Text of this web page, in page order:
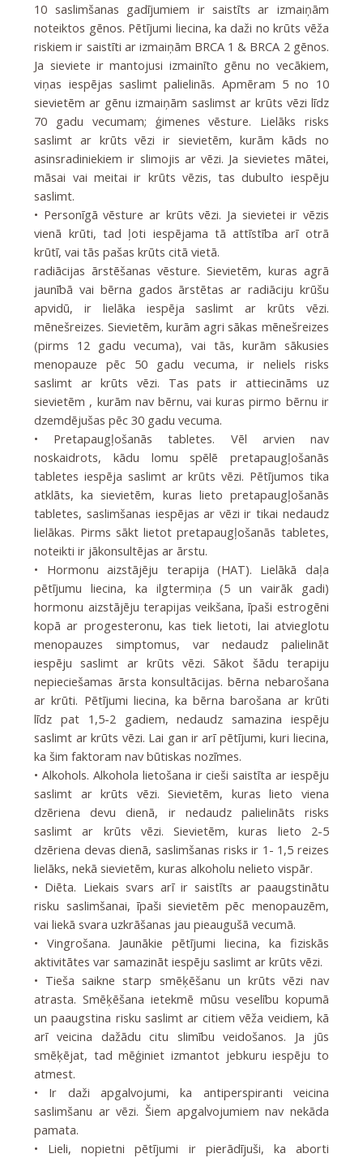
10 saslimšanas gadījumiem ir saistīts ar izmaiņām
noteiktos gēnos. Pētījumi liecina, ka daži no krūts vēža
riskiem ir saistīti ar izmaiņām BRCA 1 & BRCA 2 gēnos.
Ja sieviete ir mantojusi izmainīto gēnu no vecākiem,
viņas iespējas saslimt palielinās. Apmēram 5 no 10
sievietēm ar gēnu izmaiņām saslimst ar krūts vēzi līdz
70 gadu vecumam; ģimenes vēsture. Lielāks risks
saslimt ar krūts vēzi ir sievietēm, kurām kāds no
asinsradiniekiem ir slimojis ar vēzi. Ja sievietes mātei,
māsai vai meitai ir krūts vēzis, tas dubulto iespēju
saslimt.
• Personīgā vēsture ar krūts vēzi. Ja sievietei ir vēzis
vienā krūti, tad ļoti iespējama tā attīstība arī otrā
krūtī, vai tās pašas krūts citā vietā.
radiācijas ārstēšanas vēsture. Sievietēm, kuras agrā
jaunībā vai bērna gados ārstētas ar radiāciju krūšu
apvidū, ir lielāka iespēja saslimt ar krūts vēzi.
mēnešreizes. Sievietēm, kurām agri sākas mēnešreizes
(pirms 12 gadu vecuma), vai tās, kurām sākusies
menopauze pēc 50 gadu vecuma, ir neliels risks
saslimt ar krūts vēzi. Tas pats ir attiecināms uz
sievietēm , kurām nav bērnu, vai kuras pirmo bērnu ir
dzemdējušas pēc 30 gadu vecuma.
• Pretapaugļošanās tabletes. Vēl arvien nav
noskaidrots, kādu lomu spēlē pretapaugļošanās
tabletes iespēja saslimt ar krūts vēzi. Pētījumos tika
atklāts, ka sievietēm, kuras lieto pretapaugļošanās
tabletes, saslimšanas iespējas ar vēzi ir tikai nedaudz
lielākas. Pirms sākt lietot pretapaugļošanās tabletes,
noteikti ir jākonsultējas ar ārstu.
• Hormonu aizstājēju terapija (HAT). Lielākā daļa
pētījumu liecina, ka ilgtermiņa (5 un vairāk gadi)
hormonu aizstājēju terapijas veikšana, īpaši estrogēni
kopā ar progesteronu, kas tiek lietoti, lai atvieglotu
menopauzes simptomus, var nedaudz palielināt
iespēju saslimt ar krūts vēzi. Sākot šādu terapiju
nepieciešamas ārsta konsultācijas. bērna nebarošana
ar krūti. Pētījumi liecina, ka bērna barošana ar krūti
līdz pat 1,5-2 gadiem, nedaudz samazina iespēju
saslimt ar krūts vēzi. Lai gan ir arī pētījumi, kuri liecina,
ka šim faktoram nav būtiskas nozīmes.
• Alkohols. Alkohola lietošana ir cieši saistīta ar iespēju
saslimt ar krūts vēzi. Sievietēm, kuras lieto viena
dzēriena devu dienā, ir nedaudz palielināts risks
saslimt ar krūts vēzi. Sievietēm, kuras lieto 2-5
dzēriena devas dienā, saslimšanas risks ir 1- 1,5 reizes
lielāks, nekā sievietēm, kuras alkoholu nelieto vispār.
• Diēta. Liekais svars arī ir saistīts ar paaugstinātu
risku saslimšanai, īpaši sievietēm pēc menopauzēm,
vai liekā svara uzkrāšanas jau pieaugušā vecumā.
• Vingrošana. Jaunākie pētījumi liecina, ka fiziskās
aktivitātes var samazināt iespēju saslimt ar krūts vēzi.
• Tieša saikne starp smēķēšanu un krūts vēzi nav
atrasta. Smēķēšana ietekmē mūsu veselību kopumā
un paaugstina risku saslimt ar citiem vēža veidiem, kā
arī veicina dažādu citu slimību veidošanos. Ja jūs
smēķējat, tad mēģiniet izmantot jebkuru iespēju to
atmest.
• Ir daži apgalvojumi, ka antiperspiranti veicina
saslimšanu ar vēzi. Šiem apgalvojumiem nav nekāda
pamata.
• Lieli, nopietni pētījumi ir pierādījuši, ka aborti